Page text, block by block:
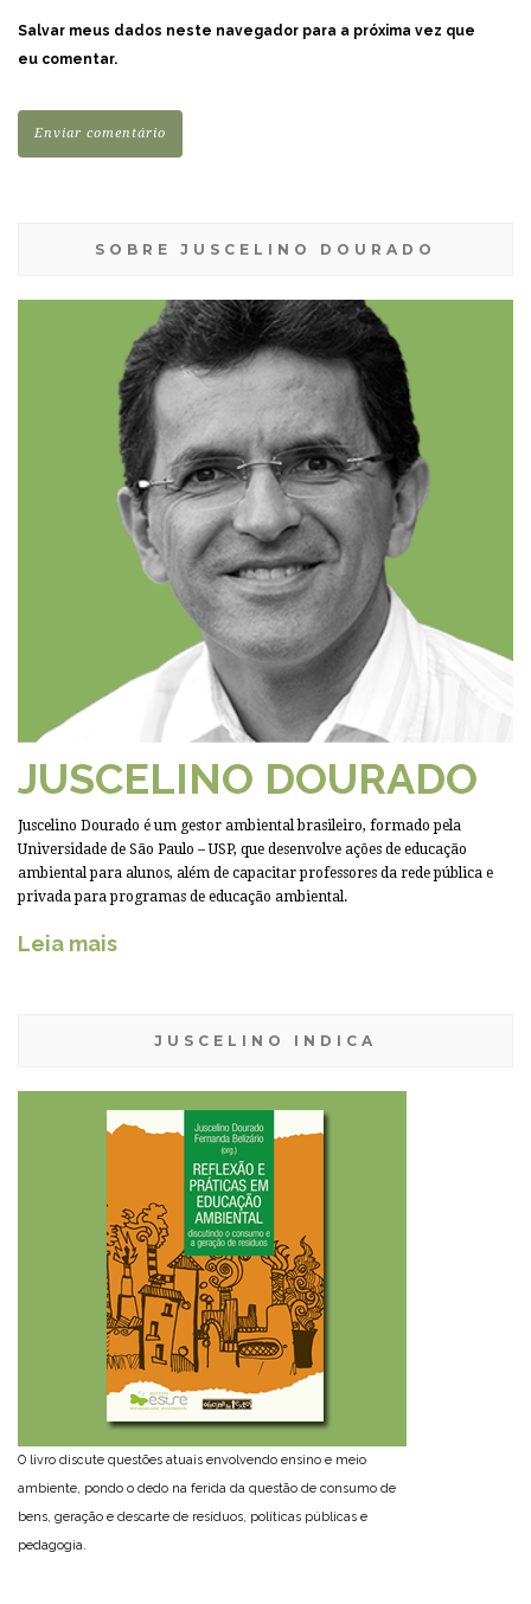
Salvar meus dados neste navegador para a próxima vez que
eu comentar.
SOBRE JUSCELINO DOURADO
JUSCELINO DOURADO
Juscelino Dourado é um gestor ambiental brasileiro, formado pela
Universidade de São Paulo – USP, que desenvolve ações de educação
ambiental para alunos, além de capacitar professores da rede pública e
privada para programas de educação ambiental.
Leia mais
JUSCELINO INDICA
O livro discute questões atuais envolvendo ensino e meio
ambiente, pondo o dedo na ferida da questão de consumo de
bens, geração e descarte de resíduos, políticas públicas e
pedagogia.